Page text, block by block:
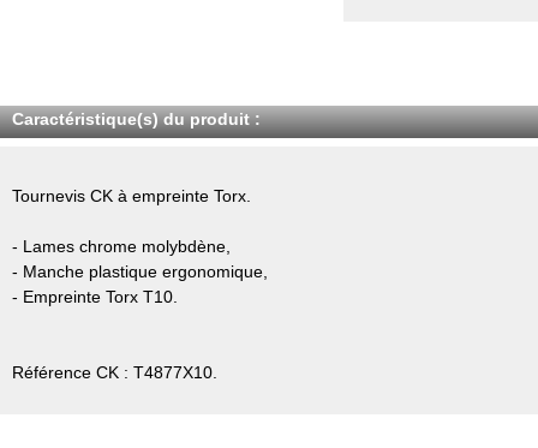
Caractéristique(s) du produit :
Tournevis CK à empreinte Torx.
- Lames chrome molybdène,
- Manche plastique ergonomique,
- Empreinte Torx T10.
Référence CK : T4877X10.